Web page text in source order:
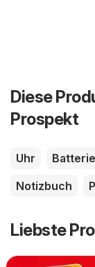
Diese
Prospekt
Uhr Batterie
Notizbuch
Liebste